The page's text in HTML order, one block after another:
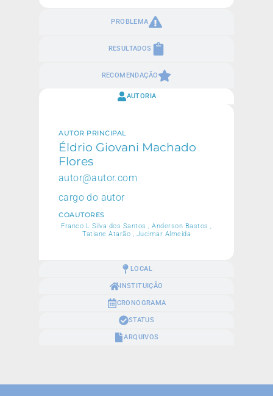
PROBLEMA
RESULTADOS
RECOMENDAÇÃO
AUTORIA
LOCAL
INSTITUIÇÃO
CRONOGRAMA
STATUS
ARQUIVOS
AUTOR PRINCIPAL
Éldrio Giovani Machado
Flores
autor@autor.com
cargo do autor
COAUTORES
Franco L Silva dos Santos , Anderson Bastos ,
Tatiane Atarão , Jucimar Almeida